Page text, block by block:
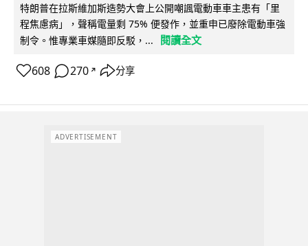
特朗普在拉斯維加斯造勢大會上公開嘲諷電動車車主患有「里
程焦慮病」，聲稱電量剩 75% 便發作，並重申已廢除電動車強
制令。惟專業車媒隨即反駁，...
閱讀全文
608 270 ↗ 分享
ADVERTISEMENT